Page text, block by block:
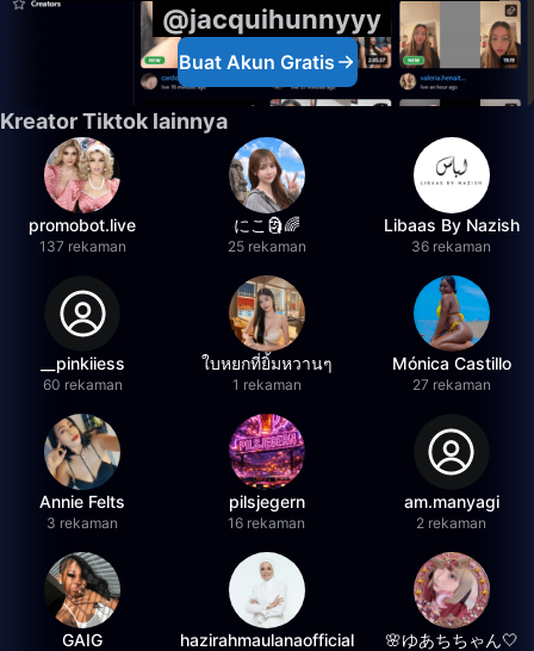
@jacquihunnyyy
Buat Akun Gratis
Kreator Tiktok lainnya
promobot.live
137 rekaman
にこ🗿🌈
25 rekaman
Libaas By Nazish
36 rekaman
__pinkiiess
60 rekaman
ใบหยกที่ยิ้มหวานๆ
1 rekaman
Mónica Castillo
27 rekaman
Annie Felts
3 rekaman
pilsjegern
16 rekaman
am.manyagi
2 rekaman
GAIG hazirahmaulanaofficial 🌸ゆあちちゃん🤍